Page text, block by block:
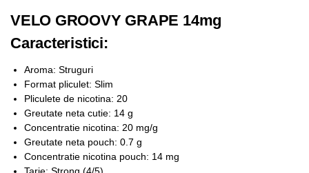
VELO GROOVY GRAPE 14mg
Caracteristici:
Aroma: Struguri
Format pliculet: Slim
Pliculete de nicotina: 20
Greutate neta cutie: 14 g
Concentratie nicotina: 20 mg/g
Greutate neta pouch: 0.7 g
Concentratie nicotina pouch: 14 mg